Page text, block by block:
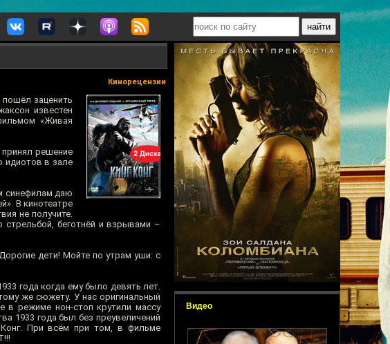
Видео
Кинорецензии
заценить
известен
«Живая
решение
идиотов в зале
синефилам даю
В кинотеатре
не получите.
беготнёй и взрывами –
дети! Мойте по утрам уши: с
года когда ему было девять лет.
же сюжету. У нас оригинальный
в режиме нон-стоп крутили массу
1933 года был без преувеличений
При всём при том, в фильме